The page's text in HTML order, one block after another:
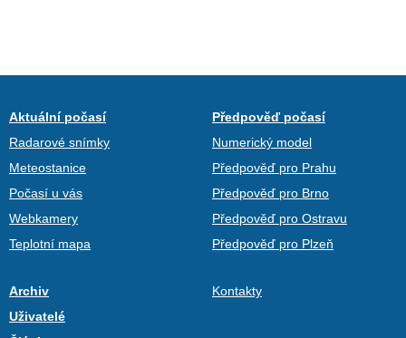
Aktuální počasí
Radarové snímky
Meteostanice
Počasí u vás
Webkamery
Teplotní mapa
Předpověď počasí
Numerický model
Předpověď pro Prahu
Předpověď pro Brno
Předpověď pro Ostravu
Předpověď pro Plzeň
Archiv
Uživatelé
Kontakty